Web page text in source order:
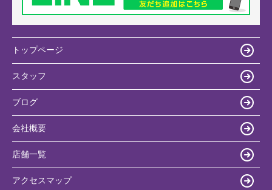
トップページ
スタッフ
ブログ
会社概要
店舗一覧
アクセスマップ